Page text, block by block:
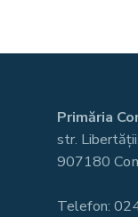
Primăria
str.
907180
Telefon: